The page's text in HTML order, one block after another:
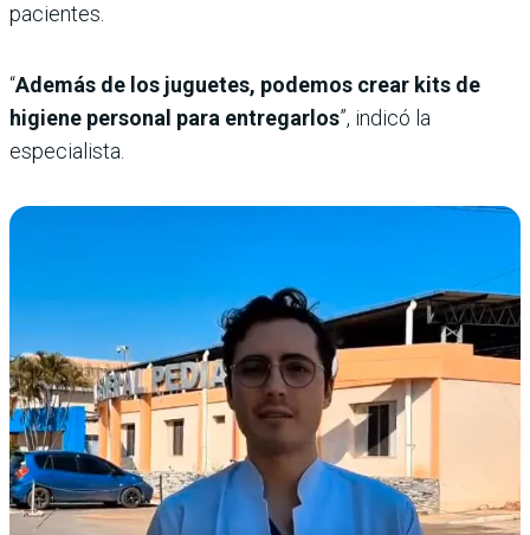
pacientes.
“Además de los juguetes, podemos crear kits de
higiene personal para entregarlos”, indicó la
especialista.